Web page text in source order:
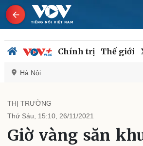
Chính trị Thế giới
Hà Nội
Chính trị
Đảng
Tổ chức nhân sự
Tin 24h
Dự báo
THỊ TRƯỜNG
Thứ Sáu, 15:10, 26/11/2021
Giờ vàng săn